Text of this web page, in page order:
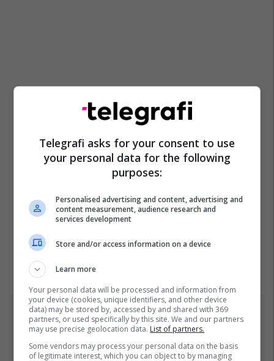
Top 5
Mbappe rendit gjashtë
futbollistët më të mëdhenj
Telegrafi asks for your consent to use
your personal data for the following
purposes:
Personalised advertising and content, advertising and
content measurement, audience research and
services development
Store and/or access information on a device
Learn more
Your personal data will be processed and information from
your device (cookies, unique identifiers, and other device
data) may be stored by, accessed by and shared with 369
partners, or used specifically by this site. We and our partners
may use precise geolocation data. List of partners.
Some vendors may process your personal data on the basis
of legitimate interest, which you can object to by managing